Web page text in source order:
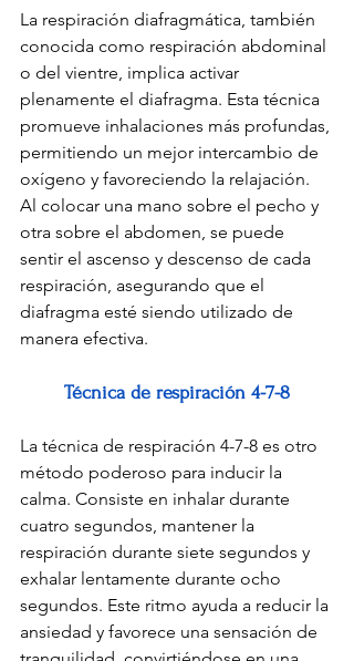
La respiración diafragmática, también
conocida como respiración abdominal
o del vientre, implica activar
plenamente el diafragma. Esta técnica
promueve inhalaciones más profundas,
permitiendo un mejor intercambio de
oxígeno y favoreciendo la relajación.
Al colocar una mano sobre el pecho y
otra sobre el abdomen, se puede
sentir el ascenso y descenso de cada
respiración, asegurando que el
diafragma esté siendo utilizado de
manera efectiva.
Técnica de respiración 4-7-8
La técnica de respiración 4-7-8 es otro
método poderoso para inducir la
calma. Consiste en inhalar durante
cuatro segundos, mantener la
respiración durante siete segundos y
exhalar lentamente durante ocho
segundos. Este ritmo ayuda a reducir la
ansiedad y favorece una sensación de